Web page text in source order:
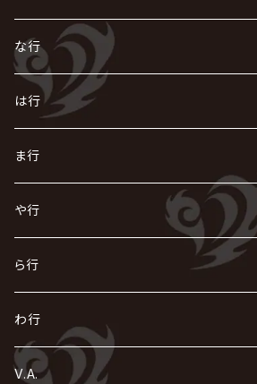
i.D.A
AKIHIDE
Azavana
Acid Black Cherry
Ashmaze.
exist†trace
生熊耕治
色々な十字架
168 / 葵-168-
VIRGE / ヴァージュ
Waive
UCHUSENTAI:NOIZ / 宇宙戦隊NOIZ
え
ACE OF SPADES
X JAPAN
LSN / The LEGENDARY SIX NINE
お
AURORIZE
OFIAM
Kαin
kein
the GazettE
GOTCHAROCKA
KISAKI
キズ
KIRITO / キリト
く
Crack6
グラビティ
GREN / グレン
け
[ kei ] / 圭
仮病
こ
GOATBED
ゴールデンボンバー
CONTRASTZ
ザアザア
The THIRTEEN
XANVALA
し
Zeke Deux
Z CLEAR
Sick²
す
Z CLEAR
超ジャシー
sukekiyo
せ
ゼラ
零[Hz]
そ
SOPHIA
ZOMBIE / ぞんび
た
DASEIN
DAIGO
DADAROMA
ち
CHAQLA.
つ
て
D
DIAURA
DaizyStripper
と
東京花嫁
Tourbillon
な行
な
NIGHTMARE
NAZARE
に
NiEL
NICOLAS
ぬ
nurié
ね
NETH PRIERE CAIN
NEVERLAND
の
NoGoD
は行
は
heidi.
H.U.G
BugLug
ひ
HERO
美炎-BIEN-
HIZAKI
ふ
Far East Dizain
Fatüm
へ
BabyKingdom
ほ
ま行
ま
THE MICRO HEAD 4N'S
MAO / マオ from SID
マガツノート
み
未完成アリス
ミスイ
む
MUCC / ムック
め
や行
や
ヤミテラ / 外道反逆者ヤミテラ
ゆ
YUKIYA / 藤田幸也
よ
ら行
ら
rice
り
わ行
わ
V.A.